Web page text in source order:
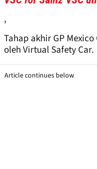
,
Tahap akhir GP
oleh Virtual Safety Car.
Article continues below